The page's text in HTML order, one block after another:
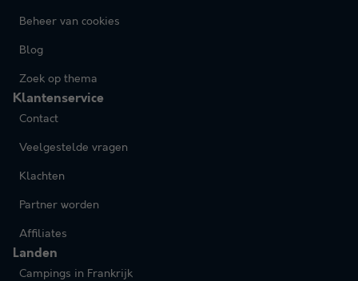
Beheer van cookies
Blog
Zoek op thema
Klantenservice
Contact
Veelgestelde vragen
Klachten
Partner worden
Affiliates
Landen
Campings in Frankrijk